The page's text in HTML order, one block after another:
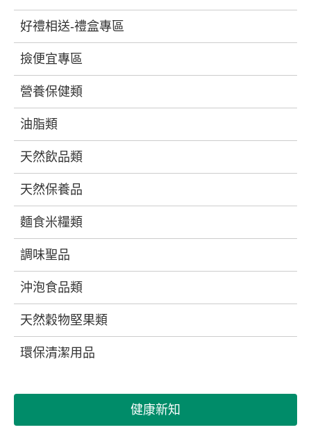
好禮相送-禮盒專區
撿便宜專區
營養保健類
油脂類
天然飲品類
天然保養品
麵食米糧類
調味聖品
沖泡食品類
天然穀物堅果類
環保清潔用品
健康新知